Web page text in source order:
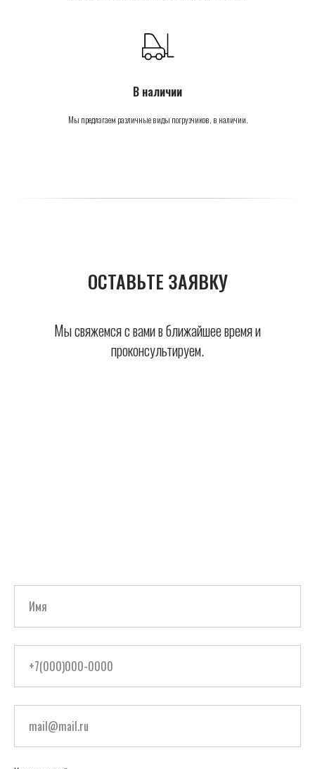
В наличии
Мы предлагаем различные виды погрузчиков, в наличии.
ОСТАВЬТЕ ЗАЯВКУ
Мы свяжемся с вами в ближайшее время и
проконсультируем.